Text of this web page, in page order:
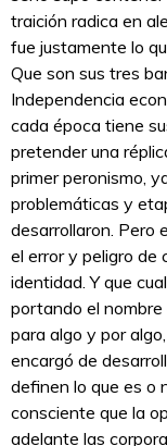
traición radica en
fue justamente lo
Que son sus tres
Independencia
cada época tiene
pretender una
primer peronismo,
problemáticas y
desarrollaron. Pero
el error y peligro de
identidad. Y que
portando el nombre
para algo y por
encargó de
definen lo que es o
consciente que la
adelante las